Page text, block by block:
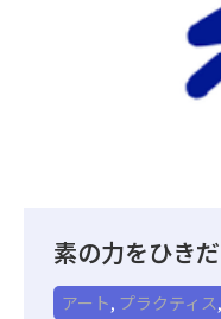
素の力をひき
アート, プラクティス,